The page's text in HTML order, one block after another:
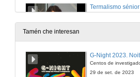
Termalismo sénior
23 de set. de 2015
Tamén che interesan
29 de set. de 2023